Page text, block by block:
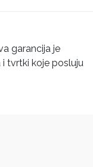
garancija je
tvrtki koje posluju